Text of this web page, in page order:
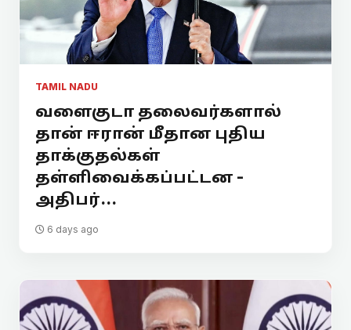
TAMIL NADU
வளைகுடா தலைவர்களால்
தான் ஈரான் மீதான புதிய
தாக்குதல்கள்
தள்ளிவைக்கப்பட்டன -
அதிபர்...
6 days ago